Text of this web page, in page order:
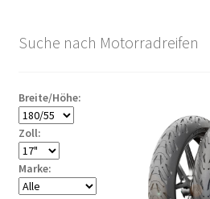
Suche nach Motorradreifen
Breite/Höhe:
Zoll:
Marke: